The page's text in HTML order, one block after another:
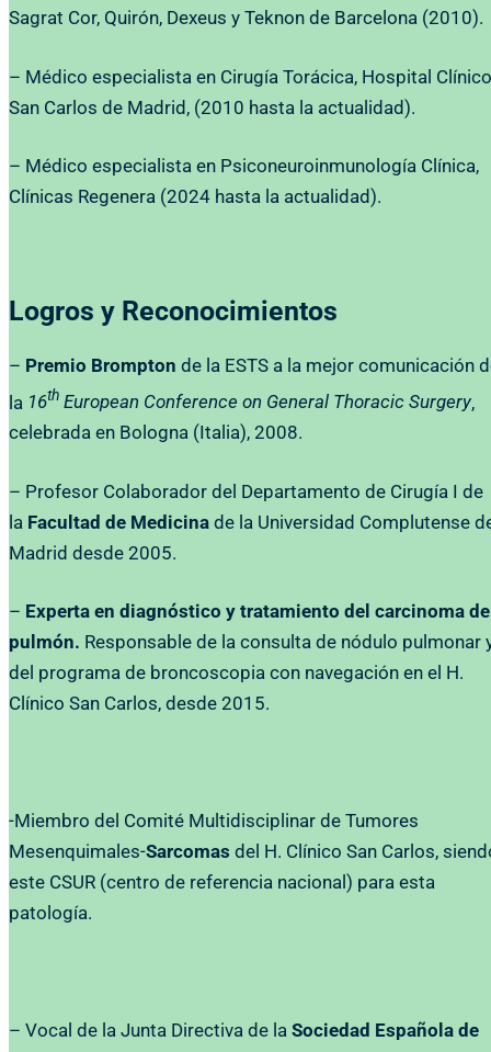
Sagrat Cor, Quirón, Dexeus y Teknon de Barcelona (2010).
– Médico especialista en Cirugía Torácica, Hospital Clínico
San Carlos de Madrid, (2010 hasta la actualidad).
– Médico especialista en Psiconeuroinmunología Clínica,
Clínicas Regenera (2024 hasta la actualidad).
Logros y Reconocimientos
– Premio Brompton de la ESTS a la mejor comunicación
la 16th European Conference on General Thoracic Surgery,
celebrada en Bologna (Italia), 2008.
– Profesor Colaborador del Departamento de Cirugía I de
la Facultad de Medicina de la Universidad Complutense
Madrid desde 2005.
– Experta en diagnóstico y tratamiento del carcinoma de
pulmón. Responsable de la consulta de nódulo pulmonar
del programa de broncoscopia con navegación en el H.
Clínico San Carlos, desde 2015.
-Miembro del Comité Multidisciplinar de Tumores
Mesenquimales-Sarcomas del H. Clínico San Carlos,
este CSUR (centro de referencia nacional) para esta
patología.
– Vocal de la Junta Directiva de la Sociedad Española de